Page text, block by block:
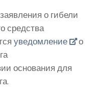
о гибели
средства
уведомление
о
основания для